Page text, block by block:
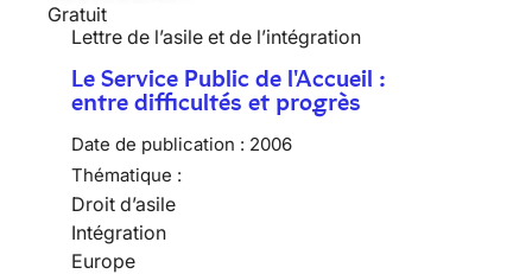
Gratuit
Lettre de l’asile et de l’intégration
Le Service Public de l'Accueil :
entre difficultés et progrès
Date de publication : 2006
Thématique :
Droit d’asile
Intégration
Europe